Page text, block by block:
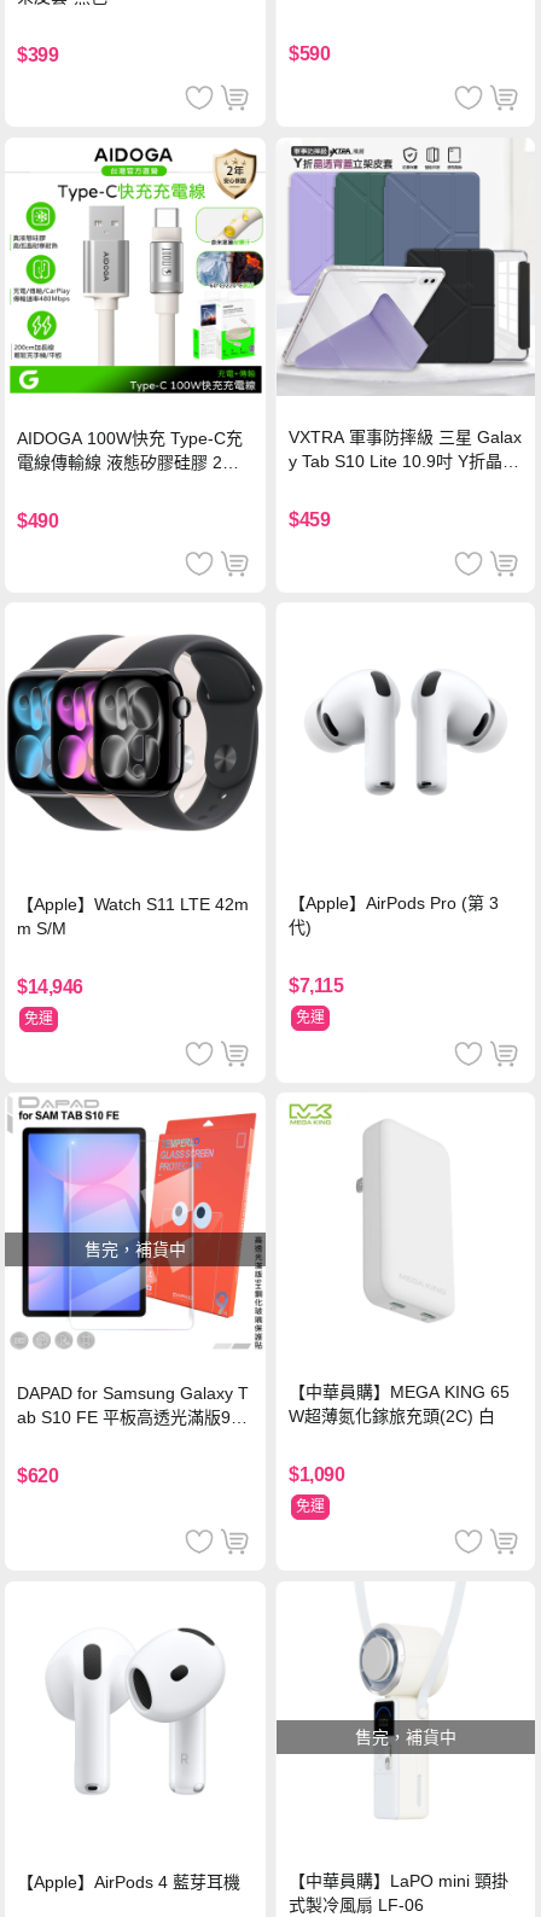
$399 $590
AIDOGA 100W快充 Type-C充
電線傳輸線 液態矽膠硅膠 2M
$490
VXTRA 軍事防摔級 三星 Galax
y Tab S10 Lite 10.9吋 Y折晶透
$459
【Apple】Watch S11 LTE 42m
m S/M
$14,946
免運
【Apple】AirPods Pro (第 3
代)
$7,115
免運
售完，補貨中
DAPAD for Samsung Galaxy T
ab S10 FE 平板高透光滿版9H
$620
【中華員購】MEGA KING 65
W超薄氮化鎵旅充頭(2C) 白
$1,090
免運
【Apple】AirPods 4 藍芽耳機
售完，補貨中
【中華員購】LaPO mini 頸掛
式製冷風扇 LF-06